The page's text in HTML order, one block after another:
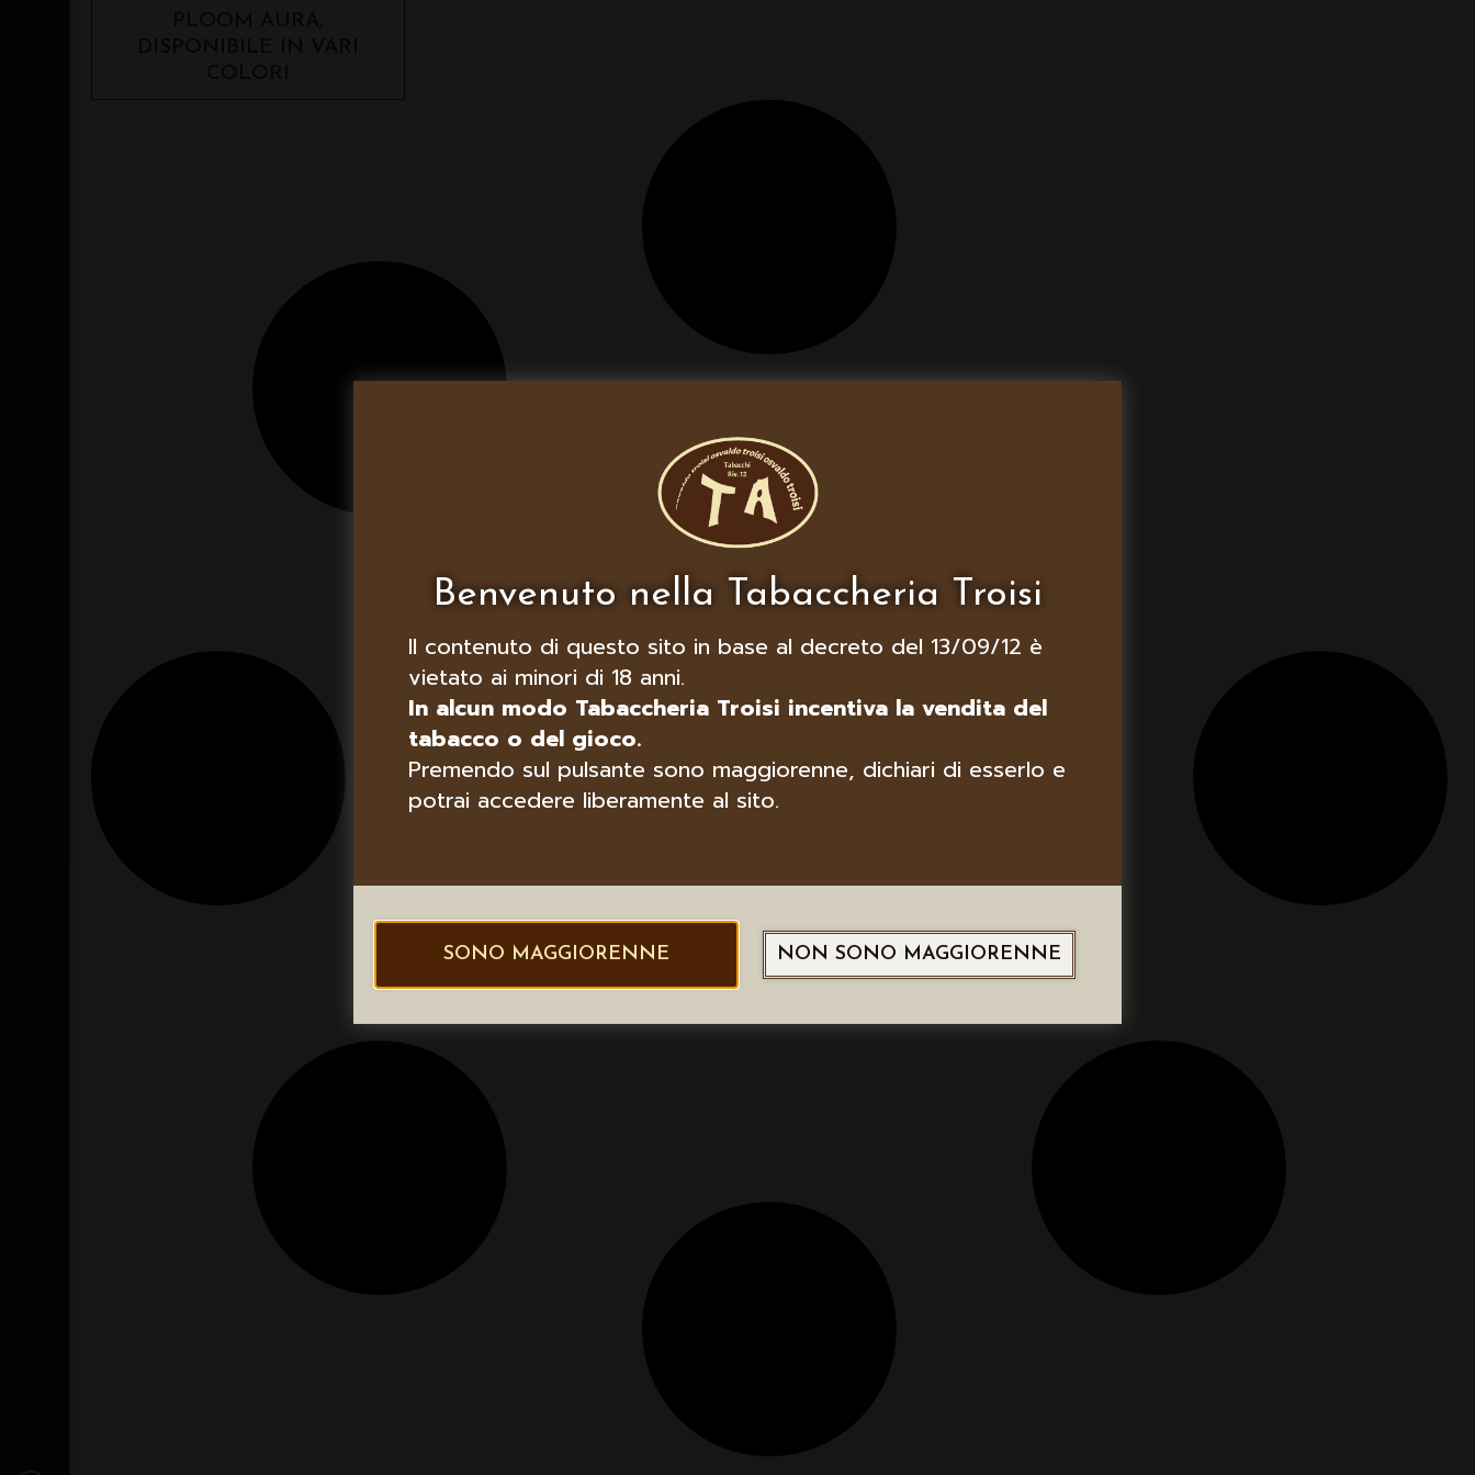
Benvenuto nella Tabaccheria Troisi
Il contenuto di questo sito in base al decreto del 13/09/12 è
vietato ai minori di 18 anni.
In alcun modo Tabaccheria Troisi incentiva la vendita del
tabacco o del gioco.
Premendo sul pulsante sono maggiorenne, dichiari di esserlo e
potrai accedere liberamente al sito.
SONO MAGGIORENNE NON SONO MAGGIORENNE